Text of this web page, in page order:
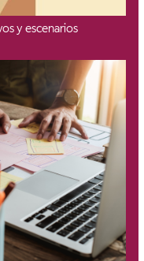
y escenarios